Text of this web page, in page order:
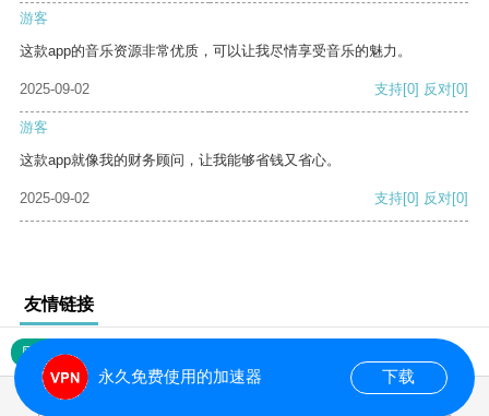
游客
这款app的音乐资源非常优质，可以让我尽情享受音乐的魅力。
2025-09-02 支持[0] 反对[0]
游客
这款app就像我的财务顾问，让我能够省钱又省心。
2025-09-02 支持[0] 反对[0]
友情链接
网站地图
永久免费使用的加速器 下载